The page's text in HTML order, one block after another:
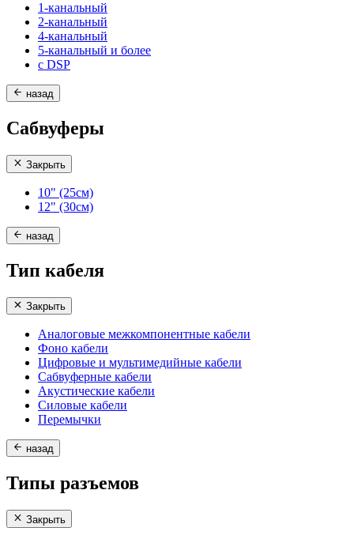
1-канальный
2-канальный
4-канальный
5-канальный и более
с DSP
назад
Сабвуферы
Закрыть
10" (25см)
12" (30см)
назад
Тип кабеля
Закрыть
Аналоговые межкомпонентные кабели
Фоно кабели
Цифровые и мультимедийные кабели
Сабвуферные кабели
Акустические кабели
Силовые кабели
Перемычки
назад
Типы разъемов
Закрыть